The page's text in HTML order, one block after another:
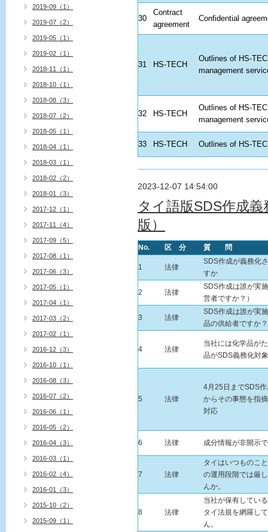
30
Contract
agreement
Confidential
31 HS-TECH
Outlines of HS-
management
32 HS-TECH
Outlines of HS-
management
33 HS-TECH Outlines of HS-
2023-12-07 14:54:00
タイ語版SDS作成
版）
No. 区 分 質 問
1 法律
SDS作成が義務化
すか
2 法律
SDS作成は誰が実
営者ですか？）
3 法律
SDS作成は誰が実
品の供給者ですか
4 法律
当社には化学品が
品がSDS義務化対
5 法律
4月25日までSDS
からその事態を指
対応
6 法律 成分情報が非開示
7 法律
タイはいつものこ
の運用段階では厳
んか。
8 法律
当社が保有してい
タイ法規を網羅し
ん。
2019-09（1）
2019-07（2）
2019-05（1）
2019-02（1）
2018-11（1）
2018-10（1）
2018-08（3）
2018-07（2）
2018-05（1）
2018-04（1）
2018-03（1）
2018-02（2）
2018-01（3）
2017-12（1）
2017-11（4）
2017-09（5）
2017-08（1）
2017-06（3）
2017-05（1）
2017-04（1）
2017-03（2）
2017-02（1）
2016-12（3）
2016-10（1）
2016-08（3）
2016-07（2）
2016-06（1）
2016-05（2）
2016-04（3）
2016-03（1）
2016-02（4）
2016-01（3）
2015-10（2）
2015-09（1）